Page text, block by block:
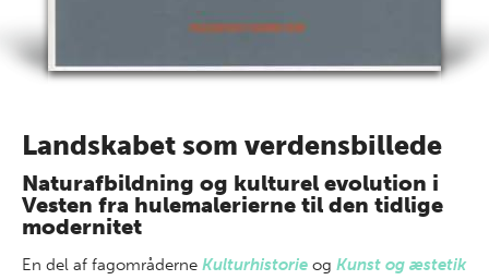
Landskabet som verdensbillede
Naturafbildning og kulturel evolution i
Vesten fra hulemalerierne til den tidlige
modernitet
En del af fagområderne Kulturhistorie og Kunst og æstetik